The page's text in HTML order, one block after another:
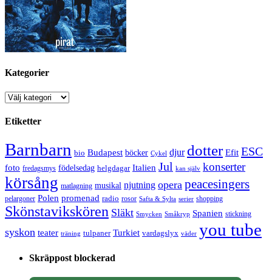
Kategorier
Kategorier
Etiketter
Barnbarn bio Budapest böcker Cykel djur dotter Efit ESC
foto fredagsmys födelsedag helgdagar Italien Jul kan själv konserter
körsång matlagning musikal njutning opera peacesingers
pelargoner Polen promenad radio rosor Safta & Sylta serier shopping
Skönstavikskören Släkt Smycken Småkryp Spanien stickning
syskon teater träning tulpaner Turkiet vardagslyx väder you tube
Skräppost blockerad